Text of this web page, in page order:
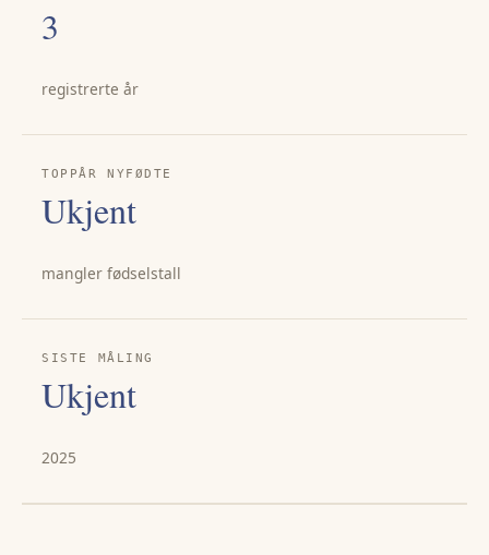
3
registrerte år
TOPPÅR NYFØDTE
Ukjent
mangler fødselstall
SISTE MÅLING
Ukjent
2025